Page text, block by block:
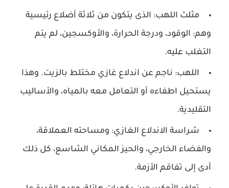
مثلث اللهب: الذى يتكون من ثلاثة أضلاع رئيسية
وهم: الوقود، ودرجة الحرارة، والأوكسجين، لم يتم
التغلب عليه.
اللهب: ناجم عن اندلاع غازي مختلط بالزيت. وهذا
يستحيل اطفاءه أو التعامل معه بالمياه، والأساليب
التقليدية.
شراسة الاندلاع الغازي: ومساحته العملاقة،
والفضاء الخارجي، والحيز المكاني الشاسع، كل ذلك
أدى إلى تفاقم الأزمة.